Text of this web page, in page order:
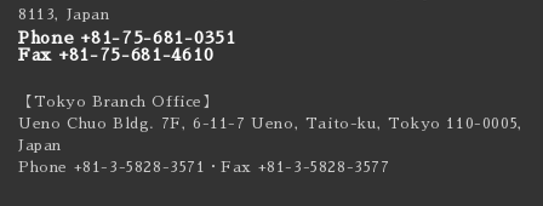
8113, Japan
Phone +81-75-681-0351
Fax +81-75-681-4610
【Tokyo Branch Office】
Ueno Chuo Bldg. 7F, 6-11-7 Ueno, Taito-ku, Tokyo 110-0005,
Japan
Phone +81-3-5828-3571
・Fax +81-3-5828-3577